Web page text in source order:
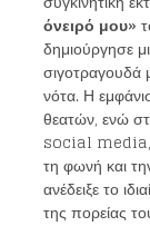
όνειρό μου»
δημιούργησε
σιγοτραγουδά
νότα. Η
θεατών, ενώ
social media,
τη φωνή και
ανέδειξε το
της πορείας